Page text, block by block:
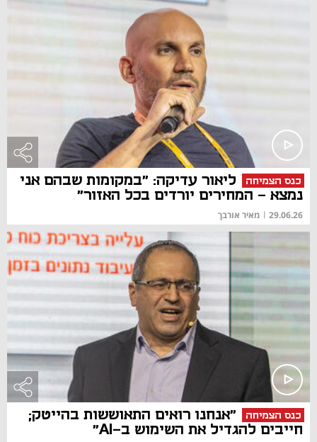
כנס הצמיחה
ליאור עדיקה: "במקומות שבהם אני
נמצא - המחירים יורדים בכל האזור"
29.06.26
| מאיר אורבך
כנס הצמיחה
"אנחנו רואים התאוששות בהייטק;
חייבים להגדיל את השימוש ב-AI"